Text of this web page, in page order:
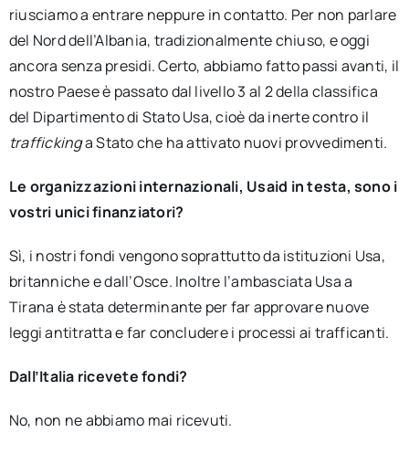
riusciamo a entrare neppure in contatto. Per non parlare
del Nord dell’Albania, tradizionalmente chiuso, e oggi
ancora senza presidi. Certo, abbiamo fatto passi avanti, il
nostro Paese è passato dal livello 3 al 2 della classifica
del Dipartimento di Stato Usa, cioè da inerte contro il
traffickinga Stato che ha attivato nuovi provvedimenti.
Le organizzazioni internazionali, Usaid in testa, sono i
vostri unici finanziatori?
Sì, i nostri fondi vengono soprattutto da istituzioni Usa,
britanniche e dall’Osce. Inoltre l’ambasciata Usa a
Tirana è stata determinante per far approvare nuove
leggi antitratta e far concludere i processi ai trafficanti.
Dall’Italia ricevete fondi?
No, non ne abbiamo mai ricevuti.